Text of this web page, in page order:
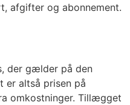
afgifter og abonnement.
der gælder på den
er altså prisen på
omkostninger. Tillægget